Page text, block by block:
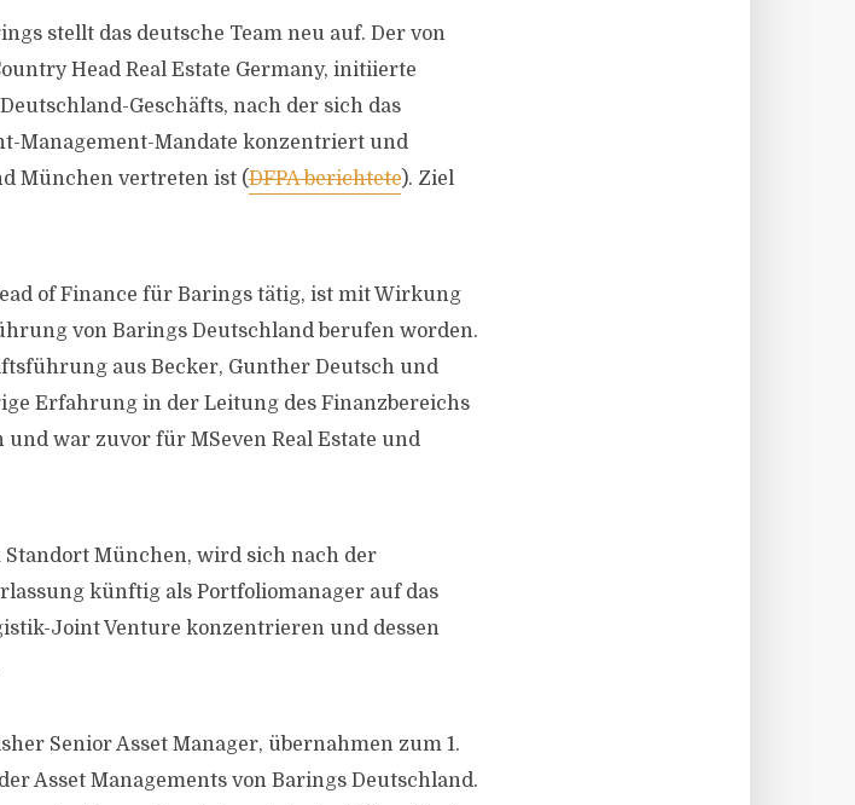
stellt das deutsche Team neu auf. Der von
Head Real Estate Germany, initiierte
Geschäfts, nach der sich das
Management-Mandate konzentriert und
München vertreten ist (DFPA berichtete). Ziel
of Finance für Barings tätig, ist mit Wirkung
von Barings Deutschland berufen worden.
aus Becker, Gunther Deutsch und
Erfahrung in der Leitung des Finanzbereichs
war zuvor für MSeven Real Estate und
München, wird sich nach der
künftig als Portfoliomanager auf das
Joint Venture konzentrieren und dessen
Senior Asset Manager, übernahmen zum 1.
Asset Managements von Barings Deutschland.